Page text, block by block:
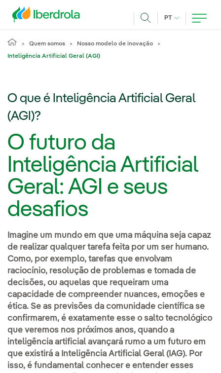
PT IDIOMA ATUAL,
Quem somos Nosso modelo de inovação
Inteligência Artificial Geral (AGI)
O que é Inteligência Artificial Geral
(AGI)?
O futuro da
Inteligência Artificial
Geral: AGI e seus
desafios
Imagine um mundo em que uma máquina seja capaz
de realizar qualquer tarefa feita por um ser humano.
Como, por exemplo, tarefas que envolvam
raciocínio, resolução de problemas e tomada de
decisões, ou aquelas que requeiram uma
capacidade de compreender nuances, emoções e
ética. Se as previsões da comunidade científica se
confirmarem, é exatamente esse o salto tecnológico
que veremos nos próximos anos, quando a
inteligência artificial avançará rumo a um futuro em
que existirá a Inteligência Artificial Geral (IAG). Por
isso, é fundamental conhecer e entender esses